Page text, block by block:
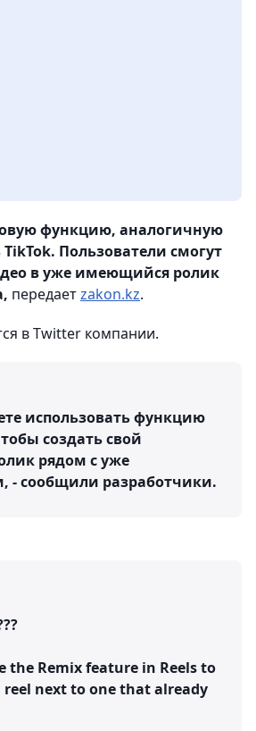
функцию, аналогичную
Пользователи смогут
в уже имеющийся ролик
передаетzakon.kz.
в Twitter компании.
использовать функцию
создать свой
рядом с уже
- сообщили разработчики.
the Remix feature in Reels to
next to one that already